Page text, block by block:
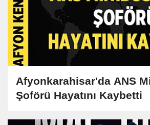
Afyonkarahisar'da ANS
Şoförü Hayatını Kaybetti